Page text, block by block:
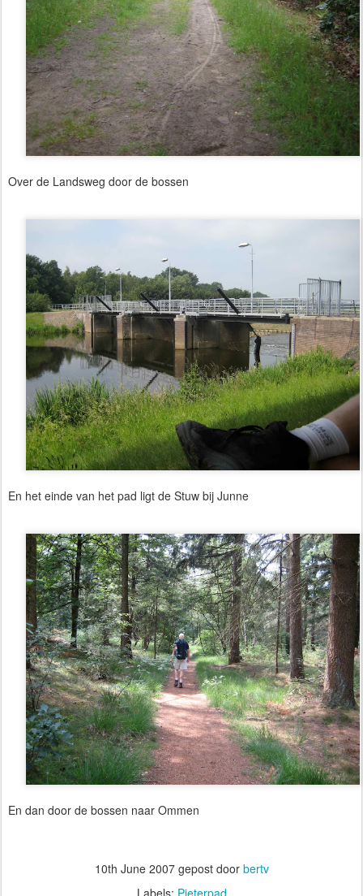
Over de Landsweg door de bossen
En het einde van het pad ligt de Stuw bij Junne
En dan door de bossen naar Ommen
10th June 2007gepost door bertv